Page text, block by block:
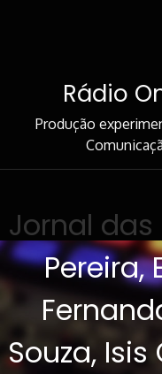
Rádio
Produção
Jornal das
Pereira,
Souza,